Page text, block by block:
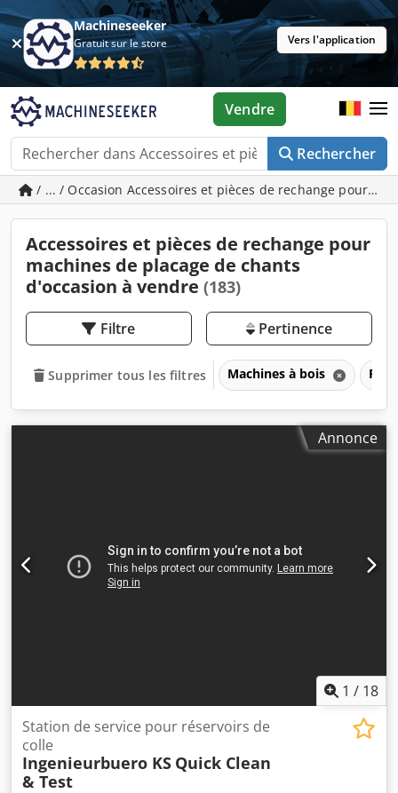
Machineseeker
Gratuit sur le store Vers l'application
Rechercher
Vendre
/ ... / Occasion Accessoires et pièces de rechange pour
Accessoires et pièces de rechange pour
machines de placage de chants
d'occasion à vendre (183)
Filtre Pertinence
Supprimer tous les filtres Machines à bois
Annonce
1 / 18
Station de service pour réservoirs de
colle
Ingenieurbuero KS Quick Clean
& Test